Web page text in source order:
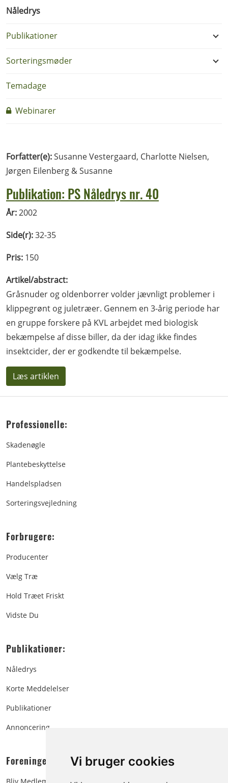
Vi bruger cookies
Nåledrys
Publikationer
Sorteringsmøder
Temadage
Webinarer
Forfatter(e):Susanne Vestergaard, Charlotte Nielsen,
Jørgen Eilenberg & Susanne
Publikation: PS Nåledrys nr. 40
År:2002
Side(r):32-35
Pris: 150
Artikel/abstract:
Gråsnuder og oldenborrer volder jævnligt problemer i
klippegrønt og juletræer. Gennem en 3-årig periode har
en gruppe forskere på KVL arbejdet med biologisk
bekæmpelse af disse biller, da der idag ikke findes
insektcider, der er godkendte til bekæmpelse.
Læs artiklen
Professionelle:
Skadenøgle
Plantebeskyttelse
Handelspladsen
Sorteringsvejledning
Forbrugere:
Producenter
Vælg Træ
Hold Træet Friskt
Vidste Du
Publikationer:
Nåledrys
Korte Meddelelser
Publikationer
Annoncering
Foreningen: